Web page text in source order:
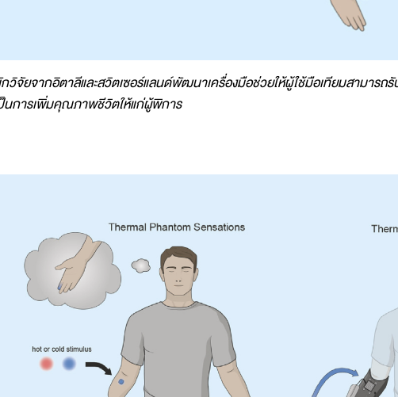
วิจัยจากอิตาลีและสวิตเซอร์แลนด์พัฒนาเครื่องมือช่วยให้ผู้ใช้มือเทียมสามารถ
นการเพิ่มคุณภาพชีวิตให้แก่ผู้พิการ